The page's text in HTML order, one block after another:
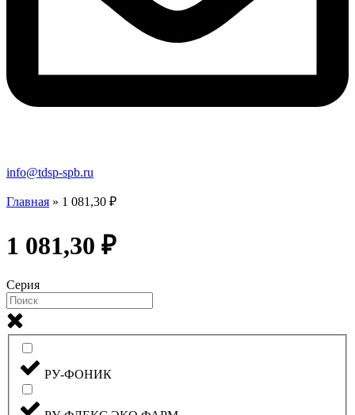
info@tdsp-spb.ru
Главная » 1 081,30 ₽
1 081,30 ₽
Серия
РУ-ФОНИК